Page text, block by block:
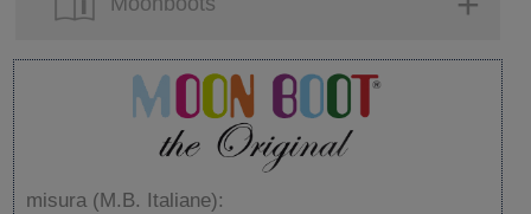
misura (M.B. Italiane):